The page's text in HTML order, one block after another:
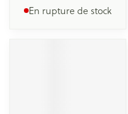
En rupture de stock